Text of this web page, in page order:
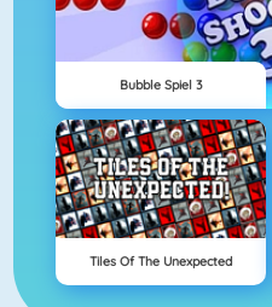
Bubble Spiel 3
Tiles Of The Unexpected